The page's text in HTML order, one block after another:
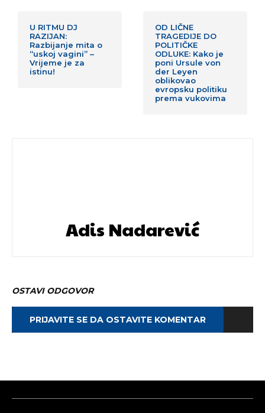
U RITMU DJ
RAZIJAN:
Razbijanje mita o
“uskoj vagini” –
Vrijeme je za
istinu!
OD LIČNE
TRAGEDIJE DO
POLITIČKE
ODLUKE: Kako je
poni Ursule von
der Leyen
oblikovao
evropsku politiku
prema vukovima
Adis Nadarević
OSTAVI ODGOVOR
PRIJAVITE SE DA OSTAVITE KOMENTAR